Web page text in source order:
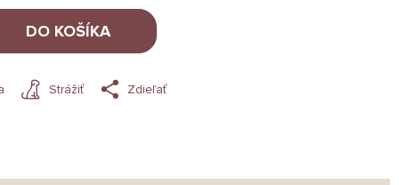
DO KOŠÍKA
Strážiť Zdieľať